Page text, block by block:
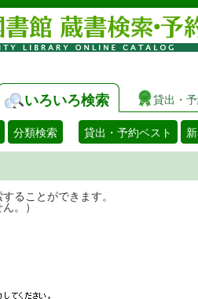
いろいろ検索 貸出・
分類検索 貸出・予約ベスト
書を検索することがで
。）